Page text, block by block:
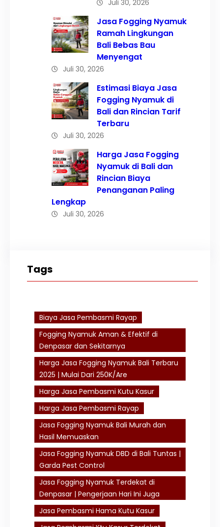
Juli 30, 2026
Jasa Fogging Nyamuk
Ramah Lingkungan
Bali Bebas Bau
Menyengat
Juli 30, 2026
Estimasi Biaya Jasa
Fogging Nyamuk di
Bali dan Rincian Tarif
Terbaru
Juli 30, 2026
Harga Jasa Fogging
Nyamuk di Bali dan
Rincian Biaya
Penanganan Paling
Lengkap
Juli 30, 2026
Tags
Biaya Jasa Pembasmi Rayap
Fogging Nyamuk Aman & Efektif di
Denpasar dan Sekitarnya
Harga Jasa Fogging Nyamuk Bali Terbaru
2025 | Mulai Dari 250K/Are
Harga Jasa Pembasmi Kutu Kasur
Harga Jasa Pembasmi Rayap
Jasa Fogging Nyamuk Bali Murah dan
Hasil Memuaskan
Jasa Fogging Nyamuk DBD di Bali Tuntas |
Garda Pest Control
Jasa Fogging Nyamuk Terdekat di
Denpasar | Pengerjaan Hari Ini Juga
Jasa Pembasmi Hama Kutu Kasur